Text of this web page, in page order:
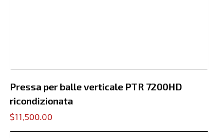
Pressa per balle verticale PTR 7200HD
ricondizionata
$11,500.00